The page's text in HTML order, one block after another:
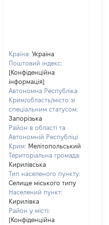
Країна: Україна
Поштовий індекс:
[Конфіденційна
інформація]
Автономна Республіка
Крим/область/місто зі
спеціальним статусом:
Запорізька
Район в області та
Автономній Республіці
Крим: Мелітопольський
Територіальна громада:
Кирилівська
Тип населеного пункту:
Селище міського типу
Населений пункт:
Кирилівка
Район у місті:
[Конфіденційна